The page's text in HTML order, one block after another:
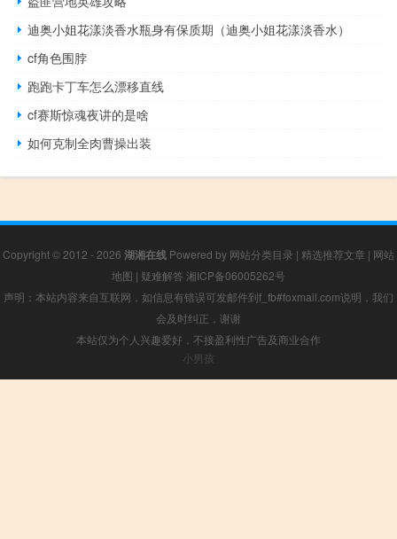
迪奥小姐花漾淡香水瓶身有保质期（迪奥小姐花漾淡香水）
cf角色围脖
跑跑卡丁车怎么漂移直线
cf赛斯惊魂夜讲的是啥
如何克制全肉曹操出装
Copyright © 2012 - 2026 湖湘在线 Powered by 网站分类目录 | 精选推荐文章 | 网站
地图 | 疑难解答 湘ICP备06005262号
声明：本站内容来自互联网，如信息有错误可发邮件到f_fb#foxmail.com说明，我们
会及时纠正，谢谢
本站仅为个人兴趣爱好，不接盈利性广告及商业合作
小男孩